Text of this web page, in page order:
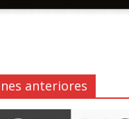
anteriores